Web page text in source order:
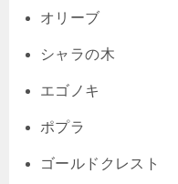
オリーブ
シャラの木
エゴノキ
ポプラ
ゴールドクレスト